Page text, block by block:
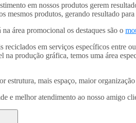
em nossos produtos gerem
produtos, gerando resultado
na área promocional os destaques são o
em serviços específicos entre
produção gráfica, temos uma área
mais espaço, maior
e melhor atendimento ao nosso amigo